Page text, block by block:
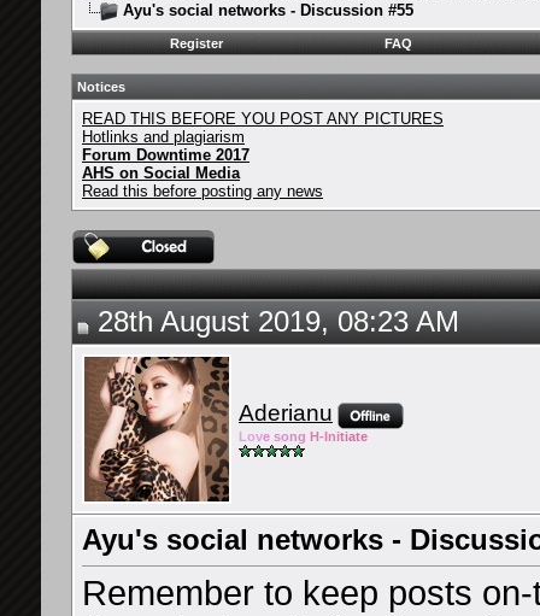
Ayu's social networks - Discussion #55
Register FAQ
Notices
READ THIS BEFORE YOU POST ANY PICTURES
Hotlinks and plagiarism
Forum Downtime 2017
AHS on Social Media
Read this before posting any news
28th August 2019, 08:23 AM
Aderianu
Love song H-Initiate
Ayu's social networks -
Remember to keep posts